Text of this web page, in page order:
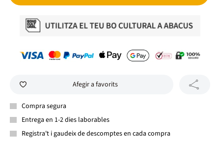
Afegir a favorits
Compra segura
Entrega en 1-2 dies laborables
Registra't i gaudeix de descomptes en cada compra